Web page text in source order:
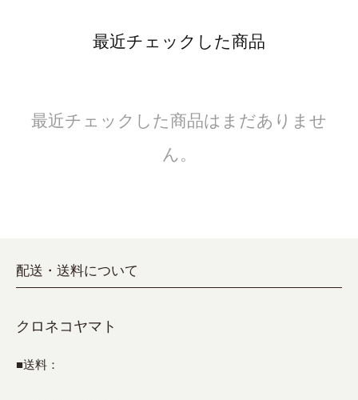
最近チェックした商品
最近チェックした商品はまだありませ
ん。
配送・送料について
クロネコヤマト
■送料：